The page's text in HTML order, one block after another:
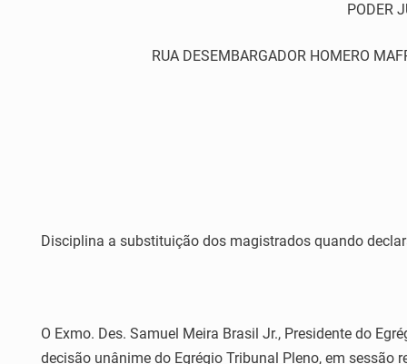
PODER
RUA DESEMBARGADOR HOMERO
Disciplina a substituição dos magistrados quando
O Exmo. Des. Samuel Meira Brasil Jr., Presidente do
decisão unânime do Egrégio Tribunal Pleno, em sessão